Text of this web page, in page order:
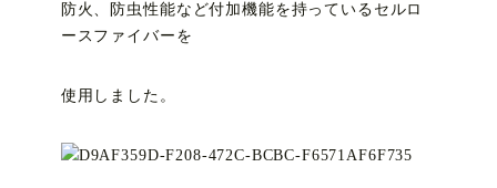
防火、防虫性能など付加機能を持っているセルロ
ースファイバーを
使用しました。